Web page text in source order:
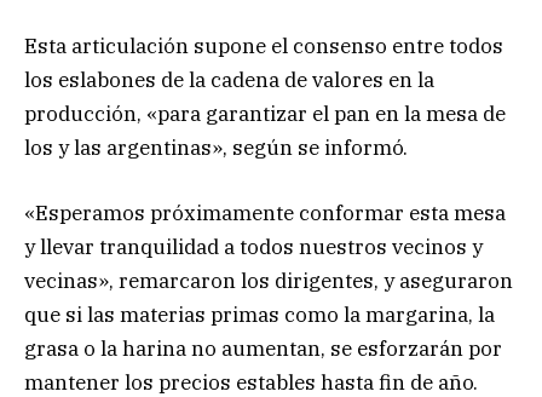
Esta articulación supone el consenso entre todos
los eslabones de la cadena de valores en la
producción, «para garantizar el pan en la mesa de
los y las argentinas», según se informó.
«Esperamos próximamente conformar esta mesa
y llevar tranquilidad a todos nuestros vecinos y
vecinas», remarcaron los dirigentes, y aseguraron
que si las materias primas como la margarina, la
grasa o la harina no aumentan, se esforzarán por
mantener los precios estables hasta fin de año.